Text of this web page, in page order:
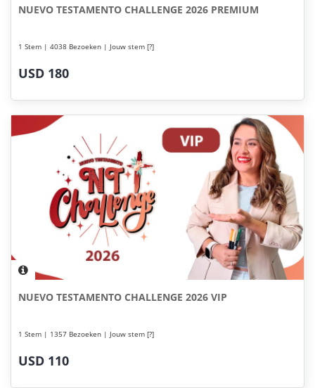
NUEVO TESTAMENTO CHALLENGE 2026 PREMIUM
1 Stem | 4038 Bezoeken | Jouw stem [?]
USD 180
NUEVO TESTAMENTO CHALLENGE 2026 VIP
1 Stem | 1357 Bezoeken | Jouw stem [?]
USD 110